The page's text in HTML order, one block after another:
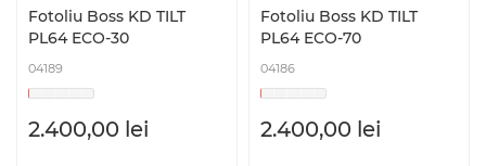
Fotoliu Boss KD TILT
PL64 ECO-30
04189
2.400,00 lei
Fotoliu Boss KD TILT
PL64 ECO-70
04186
2.400,00 lei